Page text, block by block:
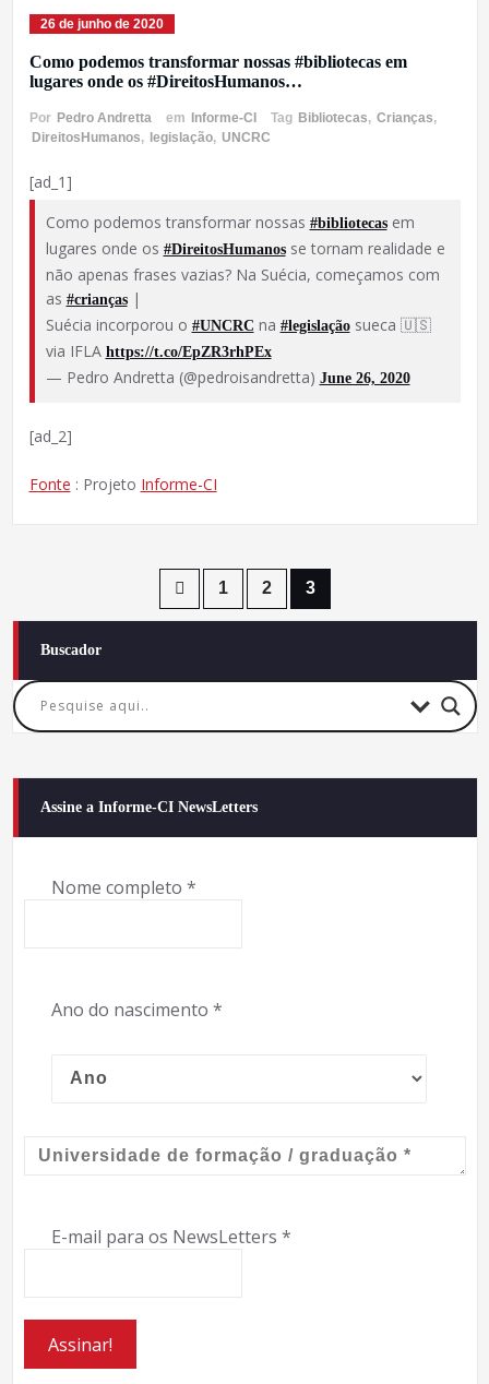
26 de junho de 2020
Como podemos transformar nossas #bibliotecas em
lugares onde os #DireitosHumanos…
Por Pedro Andretta em Informe-CI Tag Bibliotecas, Crianças,
DireitosHumanos, legislação, UNCRC
[ad_1]
Como podemos transformar nossas #bibliotecasem
lugares onde os #DireitosHumanosse tornam realidade e
não apenas frases vazias? Na Suécia, começamos com
as #crianças|
Suécia incorporou o #UNCRC na #legislaçãosueca 🇺🇸
via IFLA https://t.co/EpZR3rhPEx
— Pedro Andretta (@pedroisandretta) June 26, 2020
[ad_2]
Fonte : Projeto Informe-CI
de
posts
1 2 3
Buscador
Assine a Informe-CI NewsLetters
Nome completo *
Ano do nascimento *
E-mail para os NewsLetters *